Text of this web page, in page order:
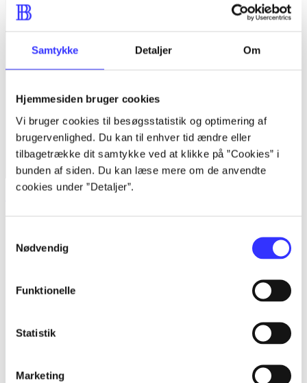
Samtykke Detaljer Om
Hjemmesiden bruger cookies
Vi bruger cookies til besøgsstatistik og optimering af
brugervenlighed. Du kan til enhver tid ændre eller
tilbagetrække dit samtykke ved at klikke på ”Cookies” i
bunden af siden. Du kan læse mere om de anvendte
cookies under ”Detaljer”.
Nødvendig
Funktionelle
Statistik
Marketing